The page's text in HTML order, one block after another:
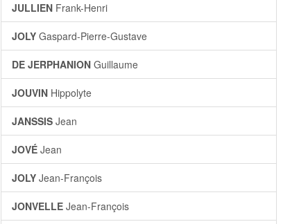
JULLIEN Frank-Henri
JOLY Gaspard-Pierre-Gustave
DE JERPHANION Guillaume
JOUVIN Hippolyte
JANSSIS Jean
JOVÉ Jean
JOLY Jean-François
JONVELLE Jean-François